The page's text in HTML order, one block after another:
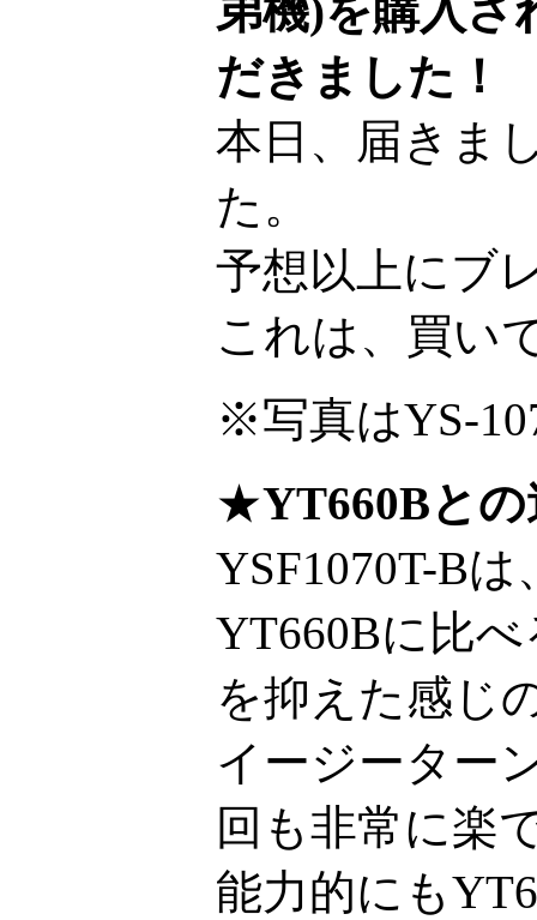
弟機)を購入さ
だきました！
本日、届きま
た。
予想以上にブ
これは、買い
※写真はYS-
★YT660Bと
YSF1070T-B
YT660Bに比
を抑えた感じ
イージーター
回も非常に楽
能力的にも